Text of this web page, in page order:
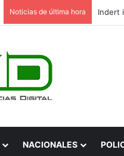
Noticias de última hora
NACIONALES